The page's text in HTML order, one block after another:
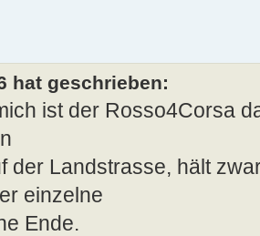
hat geschrieben:
ist der Rosso4Corsa
der Landstrasse, hält
einzelne
Ende.